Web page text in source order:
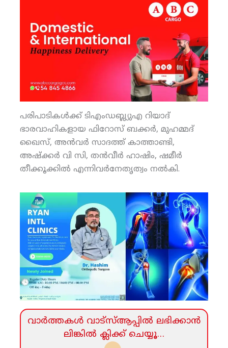
പരിപാടികള്‍ക്ക് ടിഎംഡബ്ല്യുഎ റിയാദ്
ഭാരവാഹികളായ ഫിറോസ് ബക്കര്‍, മുഹമ്മദ്
ഖൈസ്, അന്‍വര്‍ സാദത്ത് കാത്താണ്ടി,
അഷ്‌ക്കര്‍ വി സി, തന്‍വീര്‍ ഹാഷിം, ഷമീര്‍
തീക്കൂക്കില്‍ എന്നിവര്‍നേതൃത്വം നല്‍കി.
വാര്‍ത്തകള്‍ വാട്‌സ്‌ആപ്പില്‍ ലഭിക്കാന്‍
ലിങ്കില്‍ ക്ലിക്ക്‌ ചെയ്യൂ…